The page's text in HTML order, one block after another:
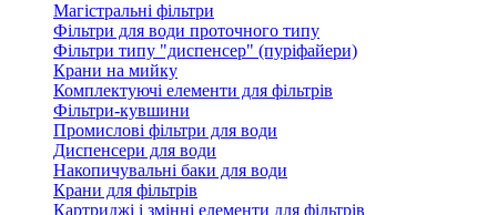
Магістральні фільтри
Фільтри для води проточного типу
Фільтри типу "диспенсер" (пуріфайери)
Крани на мийку
Комплектуючі елементи для фільтрів
Фільтри-кувшини
Промислові фільтри для води
Диспенсери для води
Накопичувальні баки для води
Крани для фільтрів
Картриджі і змінні елементи для фільтрів